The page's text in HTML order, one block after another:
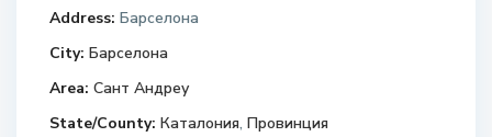
Address: Барселона
City: Барселона
Area: Сант Андреу
State/County: Каталония,Провинция